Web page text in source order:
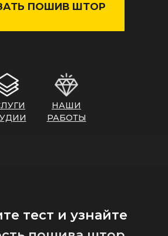
НАШИ
РАБОТЫ
ПОШИВ ШТОР
тест и узнайте